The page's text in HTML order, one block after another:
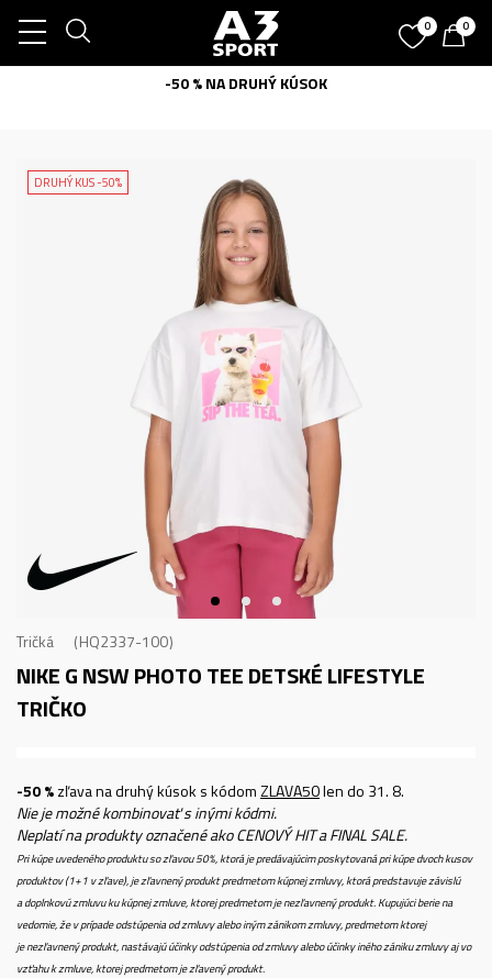
0 0
-50 % NA DRUHÝ KÚSOK
DRUHÝ KUS -50%
Tričká HQ2337-100
NIKE G NSW PHOTO TEEDETSKÉ LIFESTYLE
TRIČKO
-50 %zľava na druhý kúsok s kódomZLAVA50len do 31. 8.
Nie je možné kombinovať s inými kódmi.
Neplatí na produkty označené ako CENOVÝ HIT a FINAL SALE.
Pri kúpe uvedeného produktu so zľavou 50%, ktorá je predávajúcim poskytovaná pri kúpe dvoch kusov
produktov (1+1 v zľave), je zľavnený produkt predmetom kúpnej zmluvy, ktorá predstavuje závislú
a doplnkovú zmluvu ku kúpnej zmluve, ktorej predmetom je nezľavnený produkt. Kupujúci berie na
vedomie, že v prípade odstúpenia od zmluvy alebo iným zánikom zmluvy, predmetom ktorej
je nezľavnený produkt, nastávajú účinky odstúpenia od zmluvy alebo účinky iného zániku zmluvy aj vo
vzťahu k zmluve, ktorej predmetom je zľavený produkt.